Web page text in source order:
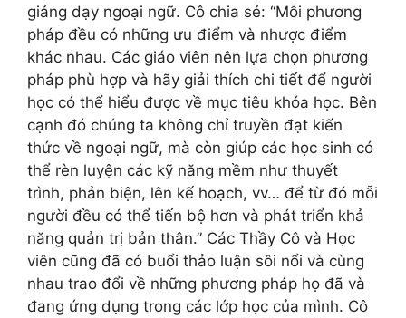
giảng dạy ngoại ngữ. Cô chia sẻ: “Mỗi phương
pháp đều có những ưu điểm và nhược điểm
khác nhau. Các giáo viên nên lựa chọn phương
pháp phù hợp và hãy giải thích chi tiết để người
học có thể hiểu được về mục tiêu khóa học. Bên
cạnh đó chúng ta không chỉ truyền đạt kiến
thức về ngoại ngữ, mà còn giúp các học sinh có
thể rèn luyện các kỹ năng mềm như thuyết
trình, phản biện, lên kế hoạch, vv… để từ đó mỗi
người đều có thể tiến bộ hơn và phát triển khả
năng quản trị bản thân.” Các Thầy Cô và Học
viên cũng đã có buổi thảo luận sôi nổi và cùng
nhau trao đổi về những phương pháp họ đã và
đang ứng dụng trong các lớp học của mình. Cô